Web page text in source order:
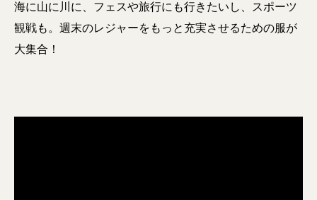
海に山に川に、フェスや旅行にも行きたいし、スポーツ
観戦も。週末のレジャーをもっと充実させるための服が
大集合！